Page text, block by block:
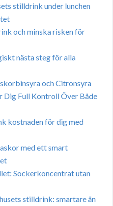
stilldrink under lunchen
och minska risken för
nästa steg för alla
och Citronsyra
Dig Full Kontroll Över Både
kostnaden för dig med
med ett smart
Sockerkoncentrat utan
stilldrink: smartare än